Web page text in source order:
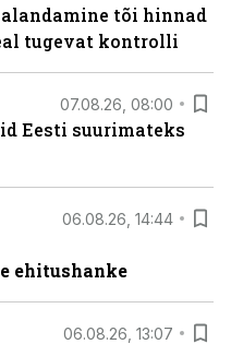
tõi hinnad
tugevat kontrolli
07.08.26, 08:00
Eesti suurimateks
06.08.26, 14:44
ehitushanke
06.08.26, 13:07